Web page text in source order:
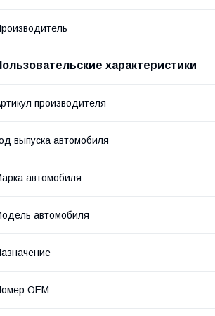
характеристики
производителя
выпуска автомобиля
автомобиля
автомобиля
OEM